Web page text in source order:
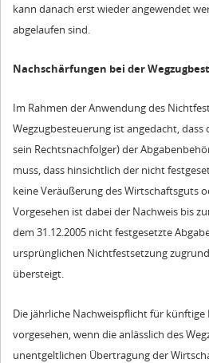
kann danach erst wieder angewendet
abgelaufen sind.
Nachschärfungen bei der
Im Rahmen der Anwendung des
Wegzugbesteuerung ist angedacht, dass
sein Rechtsnachfolger) der
muss, dass hinsichtlich der nicht
keine Veräußerung des Wirtschaftsguts
Vorgesehen ist dabei der Nachweis bis
dem 31.12.2005 nicht festgesetzte
ursprünglichen Nichtfestsetzung
übersteigt.
Die jährliche Nachweispflicht für
vorgesehen, wenn die anlässlich des
unentgeltlichen Übertragung der